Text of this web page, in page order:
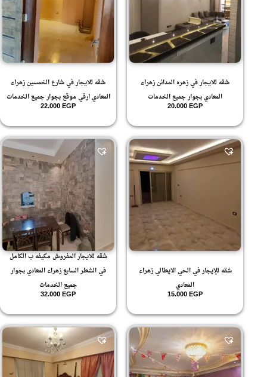
شقه للايجار في زهره المدائن زهراء
المعادي بجوار جميع الخدمات
20.000EGP
شقه للايجار في شارع الخمسين زهراء
المعادي ارقي موقع بجوار جميع الخدمات
22.000EGP
شقه للإيجار في الحي الايطالي زهراء
المعادي
15.000EGP
شقه للايجار المفروش مكيفه ب الكامل
في الشطر السابع زهراء المعادي بجوار
جميع الخدمات
32.000EGP